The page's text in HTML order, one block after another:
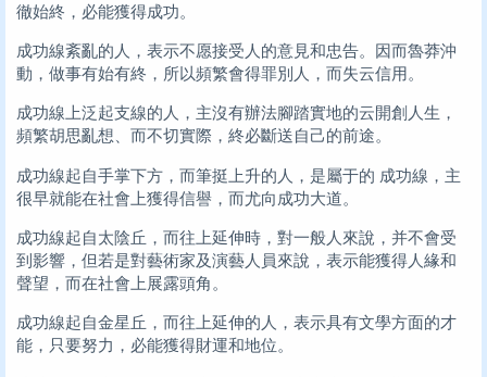
徹始終，必能獲得成功。
成功線紊亂的人，表示不愿接受人的意見和忠告。因而魯莽沖
動，做事有始有終，所以頻繁會得罪別人，而失云信用。
成功線上泛起支線的人，主沒有辦法腳踏實地的云開創人生，
頻繁胡思亂想、而不切實際，終必斷送自己的前途。
成功線起自手掌下方，而筆挺上升的人，是屬于的 成功線，主
很早就能在社會上獲得信譽，而尤向成功大道。
成功線起自太陰丘，而往上延伸時，對一般人來說，并不會受
到影響，但若是對藝術家及演藝人員來說，表示能獲得人緣和
聲望，而在社會上展露頭角。
成功線起自金星丘，而往上延伸的人，表示具有文學方面的才
能，只要努力，必能獲得財運和地位。